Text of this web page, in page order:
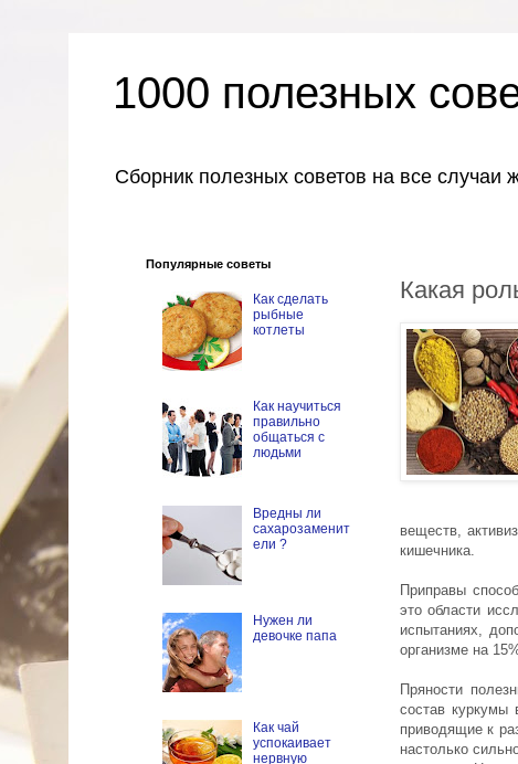
1000 полезных
Сборник полезных советов на все случаи
Какая
веществ,
кишечника.
Приправы
это области
испытаниях,
организме на
Пряности
состав куркумы
приводящие к
настолько
Популярные советы
Как сделать
рыбные
котлеты
Как научиться
правильно
общаться с
людьми
Вредны ли
сахарозаменит
ели ?
Нужен ли
девочке папа
Как чай
успокаивает
нервную